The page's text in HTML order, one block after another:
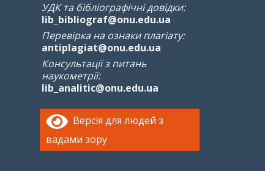
УДК та бібліографічні довідки:
lib_bibliograf@onu.edu.ua
Перевірка на ознаки плагіату:
antiplagiat@onu.edu.ua
Консультації з питань
наукометрії:
lib_analitic@onu.edu.ua
Версія для людей з
вадами зору